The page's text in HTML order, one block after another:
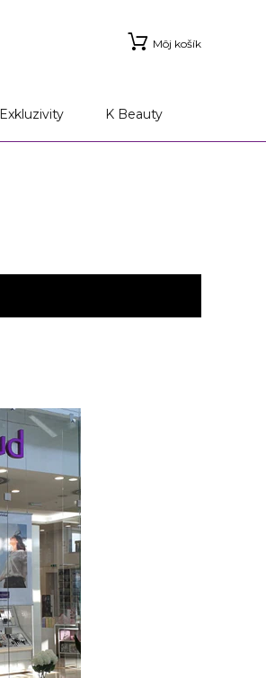
Môj košík
Exkluzivity K Beauty